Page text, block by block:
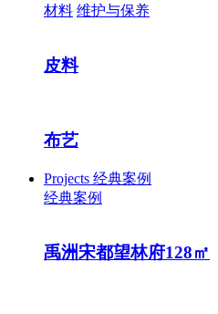
材料 维护与保养
皮料
布艺
Projects 经典案例
经典案例
禹洲宋都望林府128㎡